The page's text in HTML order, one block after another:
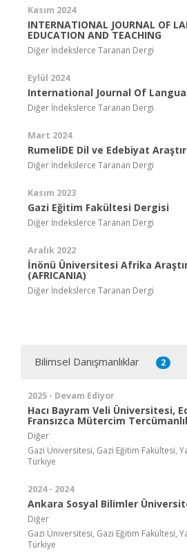
Kasım 2024
INTERNATIONAL JOURNAL OF
EDUCATION AND TEACHING
Diğer İndekslerce Taranan Dergi
Eylül 2024
International Journal Of
Diğer İndekslerce Taranan Dergi
Mart 2024
RumeliDE Dil ve Edebiyat
Diğer İndekslerce Taranan Dergi
Kasım 2023
Gazi Eğitim Fakültesi Dergisi
Diğer İndekslerce Taranan Dergi
Aralık 2022
İnönü Üniversitesi Afrika
(AFRICANIA)
Diğer İndekslerce Taranan Dergi
Bilimsel Danışmanlıklar 2
2025 - Devam Ediyor
Hacı Bayram Veli Üniversitesi,
Fransızca Mütercim
Diğer
Gazi Üniversitesi, Gazi Eğitim Fakültesi,
Türkiye
2024 - 2024
Ankara Sosyal Bilimler
Diğer
Gazi Üniversitesi, Gazi Eğitim Fakültesi,
Türkiye